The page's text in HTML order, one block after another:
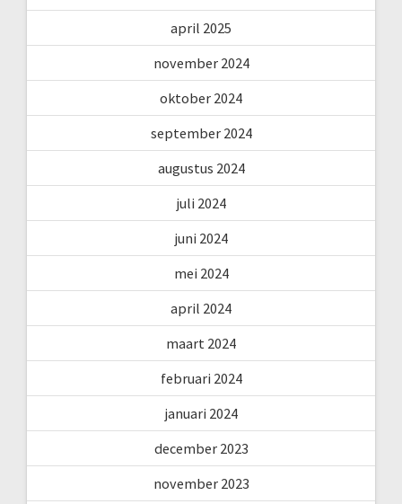
april 2025
november 2024
oktober 2024
september 2024
augustus 2024
juli 2024
juni 2024
mei 2024
april 2024
maart 2024
februari 2024
januari 2024
december 2023
november 2023